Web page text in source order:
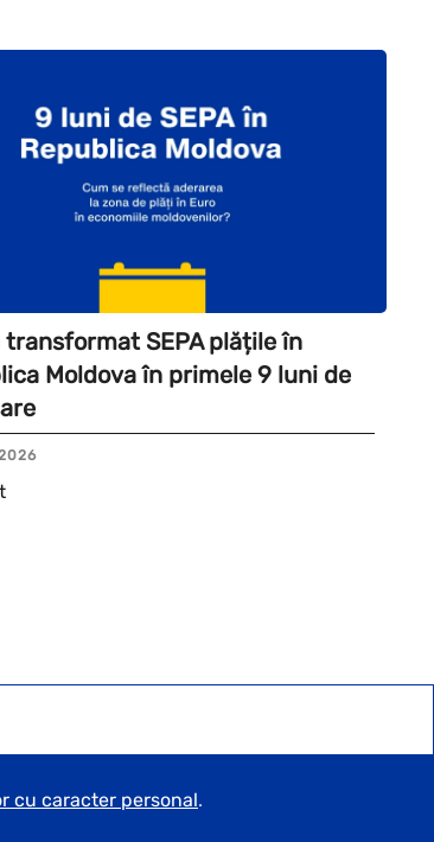
transformat SEPA plățile în
Moldova în primele 9 luni de
cu caracter personal.